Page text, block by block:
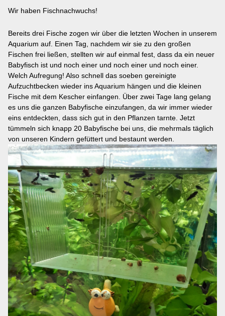
Wir haben Fischnachwuchs!
Bereits drei Fische zogen wir über die letzten Wochen in unserem
Aquarium auf. Einen Tag, nachdem wir sie zu den großen
Fischen frei ließen, stellten wir auf einmal fest, dass da ein neuer
Babyfisch ist und noch einer und noch einer und noch einer.
Welch Aufregung! Also schnell das soeben gereinigte
Aufzuchtbecken wieder ins Aquarium hängen und die kleinen
Fische mit dem Kescher einfangen. Über zwei Tage lang gelang
es uns die ganzen Babyfische einzufangen, da wir immer wieder
eins entdeckten, dass sich gut in den Pflanzen tarnte. Jetzt
tümmeln sich knapp 20 Babyfische bei uns, die mehrmals täglich
von unseren Kindern gefüttert und bestaunt werden.